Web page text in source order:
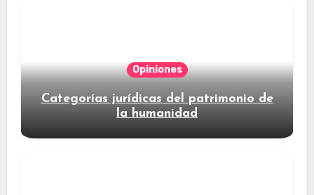
Opiniones
Categorías jurídicas del patrimonio de
la humanidad